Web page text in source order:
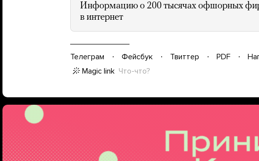
Информацию о 200 тысячах офшорных
в интернет
Телеграм Фейсбук Твиттер PDF
Magic link Что-что?